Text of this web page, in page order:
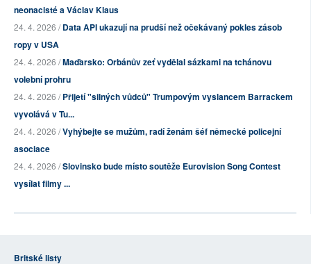
neonacisté a Václav Klaus
24. 4. 2026 /Data API ukazují na prudší než očekávaný pokles zásob
ropy v USA
24. 4. 2026 /Maďarsko: Orbánův zeť vydělal sázkami na tchánovu
volební prohru
24. 4. 2026 /Přijetí "silných vůdců" Trumpovým vyslancem Barrackem
vyvolává v Tu...
24. 4. 2026 /Vyhýbejte se mužům, radí ženám šéf německé policejní
asociace
24. 4. 2026 /Slovinsko bude místo soutěže Eurovision Song Contest
vysílat filmy ...
Britské listy